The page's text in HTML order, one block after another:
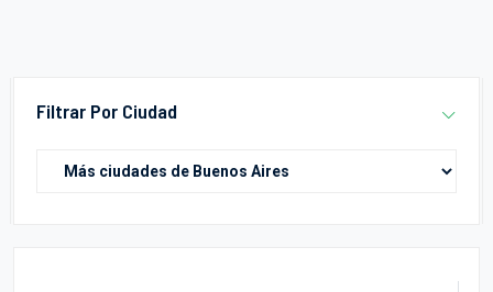
Filtrar Por Ciudad